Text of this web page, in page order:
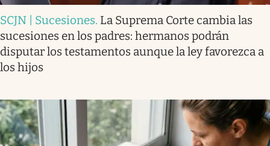
SCJN | Sucesiones. La Suprema Corte cambia las
sucesiones en los padres: hermanos podrán
disputar los testamentos aunque la ley favorezca a
los hijos